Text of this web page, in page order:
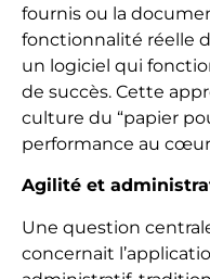
fournis ou la
fonctionnalité réelle
un logiciel qui
de succès. Cette
culture du “papier
performance au cœur
Agilité et
Une question
concernait